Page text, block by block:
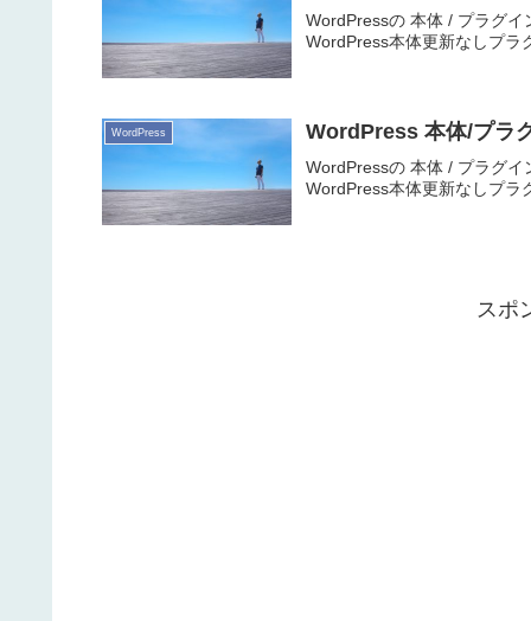
WordPressの 本体 / プラグ
WordPress本体更新なしプ
WordPress WordPress 本体/プラ
WordPressの 本体 / プラグ
WordPress本体更新なしプ
スポ